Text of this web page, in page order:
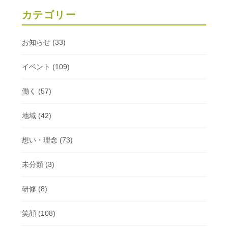
カテゴリー
お知らせ(33)
イベント (109)
働く (57)
地域(42)
想い・理念 (73)
未分類(3)
研修 (8)
笑顔(108)